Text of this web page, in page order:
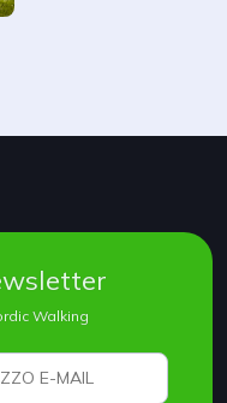
Walking